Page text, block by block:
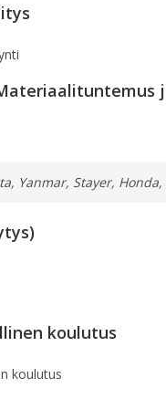
Yanmar, Stayer,
koulutus
koulutus